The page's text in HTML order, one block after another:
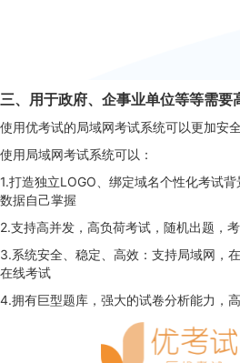
三、用于政府、企事业单位等等需要
使用优考试的局域网考试系统可以更加安
使用局域网考试系统可以：
1.打造独立LOGO、绑定域名个性化考试
数据自己掌握
2.支持高并发，高负荷考试，随机出题，
3.系统安全、稳定、高效：支持局域网，
在线考试
4.拥有巨型题库，强大的试卷分析能力，